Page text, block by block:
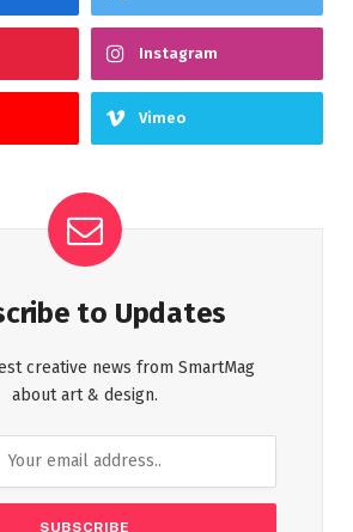
Instagram
Vimeo
to Updates
creative news from SmartMag
about art & design.